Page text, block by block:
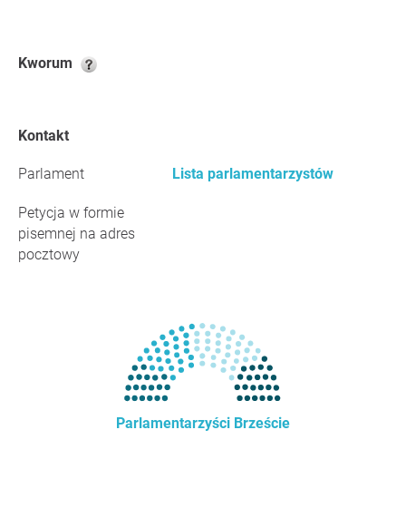
Kworum
Kontakt
Parlament Lista parlamentarzystów
Petycja w formie
pisemnej na adres
pocztowy
Parlamentarzyści Brzeście